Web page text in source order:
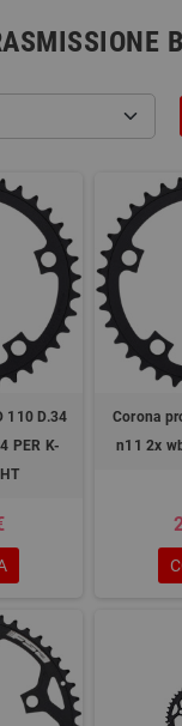
110 D.34
PER K-
Corona
n11 2x